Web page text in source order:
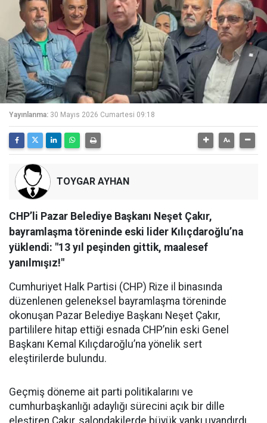
Yayınlanma: 30 Mayıs 2026 Cumartesi 09:18
TOYGAR AYHAN
CHP’li Pazar Belediye Başkanı Neşet Çakır,
bayramlaşma töreninde eski lider Kılıçdaroğlu’na
yüklendi: "13 yıl peşinden gittik, maalesef
yanılmışız!"
Cumhuriyet Halk Partisi (CHP) Rize il binasında
düzenlenen geleneksel bayramlaşma töreninde
okonuşan Pazar Belediye Başkanı Neşet Çakır,
partililere hitap ettiği esnada CHP’nin eski Genel
Başkanı Kemal Kılıçdaroğlu’na yönelik sert
eleştirilerde bulundu.
Geçmiş döneme ait parti politikalarını ve
cumhurbaşkanlığı adaylığı sürecini açık bir dille
eleştiren Çakır, salondakilerde büyük yankı uyandırdı.